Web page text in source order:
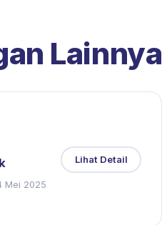
Lainnya
Mei 2025
Lihat Detail